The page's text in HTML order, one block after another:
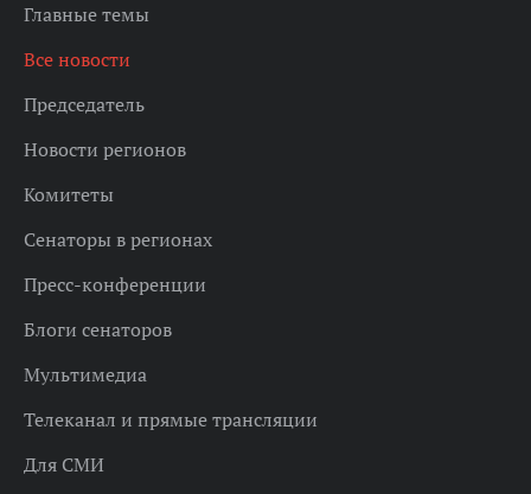
Главные темы
Все новости
Председатель
Новости регионов
Комитеты
Сенаторы в регионах
Пресс-конференции
Блоги сенаторов
Мультимедиа
Телеканал и прямые трансляции
Для СМИ